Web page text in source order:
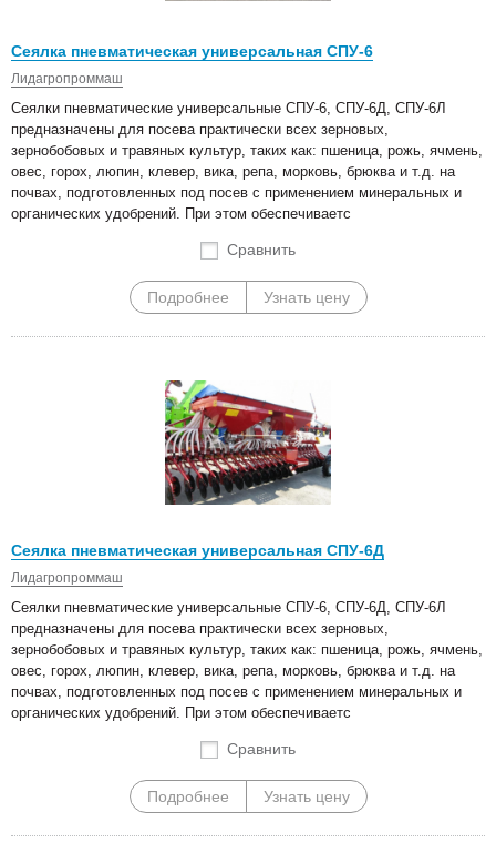
Сеялка пневматическая универсальная СПУ-6
Лидагропроммаш
Сеялки пневматические универсальные СПУ-6, СПУ-6Д, СПУ-6Л
предназначены для посева практически всех зерновых,
зернобобовых и травяных культур, таких как: пшеница, рожь, ячмень,
овес, горох, люпин, клевер, вика, репа, морковь, брюква и т.д. на
почвах, подготовленных под посев с применением минеральных и
органических удобрений. При этом обеспечиваетс
Сравнить
Подробнее Узнать цену
Сеялка пневматическая универсальная СПУ-6Д
Лидагропроммаш
Сеялки пневматические универсальные СПУ-6, СПУ-6Д, СПУ-6Л
предназначены для посева практически всех зерновых,
зернобобовых и травяных культур, таких как: пшеница, рожь, ячмень,
овес, горох, люпин, клевер, вика, репа, морковь, брюква и т.д. на
почвах, подготовленных под посев с применением минеральных и
органических удобрений. При этом обеспечиваетс
Сравнить
Подробнее Узнать цену